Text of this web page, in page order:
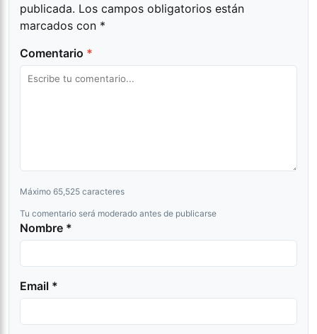
publicada. Los campos obligatorios están
marcados con *
Comentario *
Máximo 65,525 caracteres
Tu comentario será moderado antes de publicarse
Nombre *
Email *